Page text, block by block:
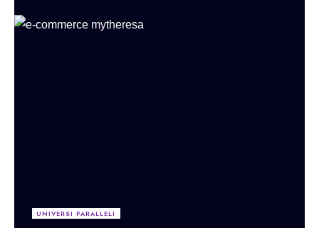
UNIVERSI PARALLELI